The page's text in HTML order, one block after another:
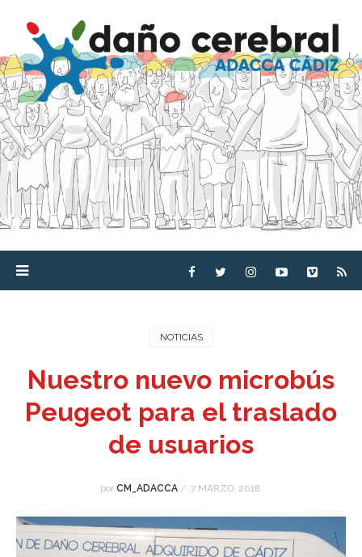
NOTICIAS
Nuestro nuevo microbús
Peugeot para el traslado
de usuarios
por CM_ADACCA/ 7 MARZO, 2018